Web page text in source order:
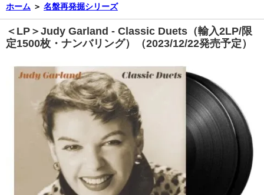
ホーム ＞ 名盤再発掘シリーズ
＜LP＞Judy Garland - Classic Duets（輸入2LP/限
定1500枚・ナンバリング）（2023/12/22発売予定）